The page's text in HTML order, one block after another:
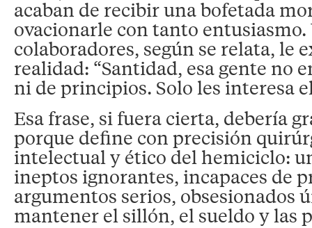
acaban de recibir una bofetada
ovacionarle con tanto entusiasmo.
colaboradores, según se relata, le
realidad: “Santidad, esa gente no
ni de principios. Solo les interesa
Esa frase, si fuera cierta, debería
porque define con precisión
intelectual y ético del hemiciclo:
ineptos ignorantes, incapaces de
argumentos serios, obsesionados
mantener el sillón, el sueldo y las